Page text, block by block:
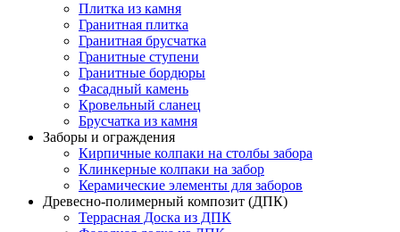
Плитка из камня
Гранитная плитка
Гранитная брусчатка
Гранитные ступени
Гранитные бордюры
Фасадный камень
Кровельный сланец
Брусчатка из камня
Заборы и ограждения
Кирпичные колпаки на столбы забора
Клинкерные колпаки на забор
Керамические элементы для заборов
Древесно-полимерный композит (ДПК)
Террасная Доска из ДПК